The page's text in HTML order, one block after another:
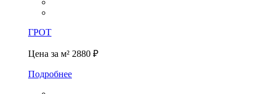
ГРОТ
Цена за м² 2880 ₽
Подробнее